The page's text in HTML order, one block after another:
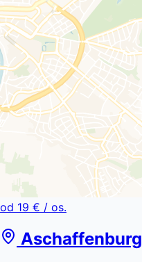
od 19 € / os.
Aschaffenburg